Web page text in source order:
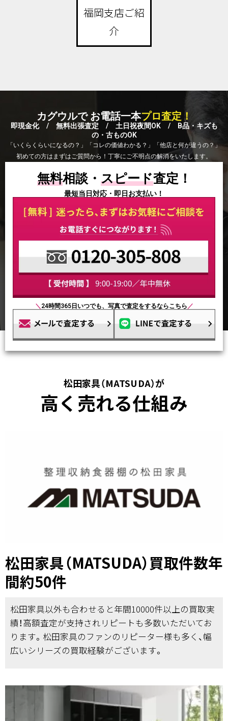
福岡支店ご紹
介
カグウルで お電話一本プロ査定！
即現金化 / 無料出張査定 / 土日祝夜間OK / B品・キズも
の・古ものOK
「いくらくらいになるの？」「コレの価値わかる？」「他店と何が違うの？」
初めての方はまずはご質問から！丁寧にご不明点の解消をいたします。
無料相談・ スピード査定！
最短当日対応・即日お支払い！
＼ 24時間365日いつでも、写真で査定をするならこちら ／
松田家具（MATSUDA）が
高く売れる仕組み
松田家具（MATSUDA）買取件数年
間約50件
松田家具以外も合わせると年間10000件以上の買取実
績！高額査定が支持されリピートも多数いただいてお
ります。松田家具のファンのリピーター様も多く、幅
広いシリーズの買取経験がございます。